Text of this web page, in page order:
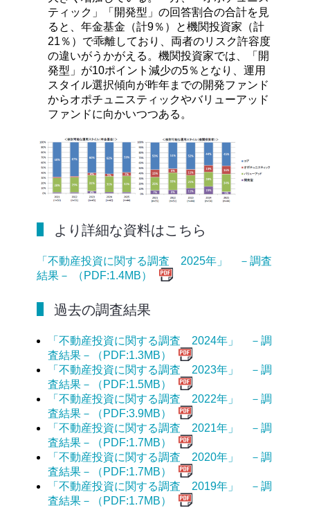
ティック」「開発型」の回答割合の合計を見
ると、年金基金（計9％）と機関投資家（計
21％）で乖離しており、両者のリスク許容度
の違いがうかがえる。機関投資家では、「開
発型」が10ポイント減少の5％となり、運用
スタイル選択傾向が昨年までの開発ファンド
からオポチュニスティックやバリューアッド
ファンドに向かいつつある。
より詳細な資料はこちら
「不動産投資に関する調査 2025年」 －調査
結果－ （PDF:1.4MB）
過去の調査結果
「不動産投資に関する調査 2024年」 －調
査結果－（PDF:1.3MB）
「不動産投資に関する調査 2023年」 －調
査結果－（PDF:1.5MB）
「不動産投資に関する調査 2022年」 －調
査結果－（PDF:3.9MB）
「不動産投資に関する調査 2021年」 －調
査結果－（PDF:1.7MB）
「不動産投資に関する調査 2020年」 －調
査結果－（PDF:1.7MB）
「不動産投資に関する調査 2019年」 －調
査結果－（PDF:1.7MB）